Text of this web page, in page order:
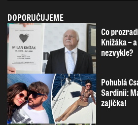
DOPORUČUJEME
Co
Knížáka –
nezvykle?
Pohublá
Sardinii:
zajíčka!